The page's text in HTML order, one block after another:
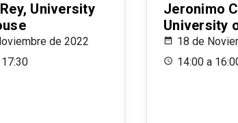
University
de 2022
Jeronimo
University
18 de
14:00 a